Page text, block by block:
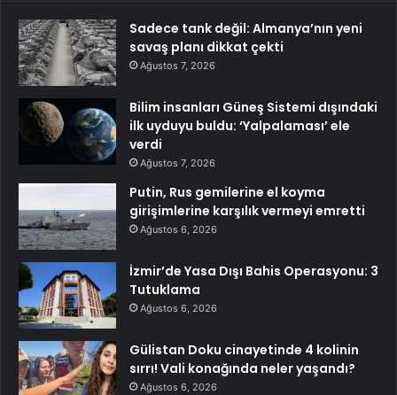
Sadece tank değil: Almanya’nın yeni
savaş planı dikkat çekti
Ağustos 7, 2026
Bilim insanları Güneş Sistemi dışındaki
ilk uyduyu buldu: ‘Yalpalaması’ ele
verdi
Ağustos 7, 2026
Putin, Rus gemilerine el koyma
girişimlerine karşılık vermeyi emretti
Ağustos 6, 2026
İzmir’de Yasa Dışı Bahis Operasyonu: 3
Tutuklama
Ağustos 6, 2026
Gülistan Doku cinayetinde 4 kolinin
sırrı! Vali konağında neler yaşandı?
Ağustos 6, 2026